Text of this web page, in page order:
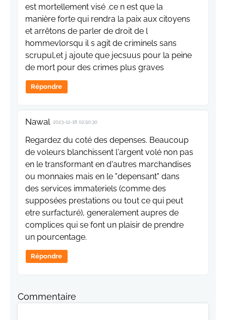
est mortellement visé .ce n est que la
manière forte qui rendra la paix aux citoyens
et arrêtons de parler de droit de l
hommevlorsqu il s agit de criminels sans
scrupul,et j ajoute que jecsuus pour la peine
de mort pour des crimes plus graves
Répondre
Nawal 2023-12-18 02:50:30
Regardez du coté des depenses. Beaucoup
de voleurs blanchissent l'argent volé non pas
en le transformant en d'autres marchandises
ou monnaies mais en le "depensant" dans
des services immateriels (comme des
supposées prestations ou tout ce qui peut
etre surfacturé), generalement aupres de
complices qui se font un plaisir de prendre
un pourcentage.
Répondre
Commentaire